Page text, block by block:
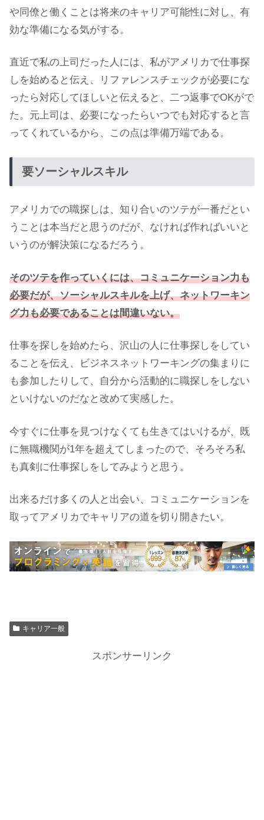
や同僚と働くことは将来のキャリア可能性に対し、有
効な準備になる気がする。
直近で私の上司だった人には、私がアメリカで仕事探
しを始めると伝え、リファレンスチェックが必要にな
ったら対応してほしいと伝えると、二つ返事でOKがで
た。元上司は、必要になったらいつでも対応すると言
ってくれているから、この点は準備万端である。
要ソーシャルスキル
アメリカでの職探しは、知り合いのツテが一番だとい
うことは本当だと思うのだが、なければ作ればいいと
いうのが解決策になるだろう。
そのツテを作っていくには、コミュニケーション力も
必要だが、ソーシャルスキルを上げ、ネットワーキン
グ力も必要であることは間違いない。
仕事を探しを始めたら、沢山の人に仕事探しをしてい
ることを伝え、ビジネスネットワーキングの集まりに
も参加したりして、自分から活動的に職探しをしない
といけないのだなと改めて実感した。
今すぐに仕事を見つけなくても生きてはいけるが、既
に無職機関が1年を超えてしまったので、そろそろ私
も真剣に仕事探しをしてみようと思う。
出来るだけ多くの人と出会い、コミュニケーションを
取ってアメリカでキャリアの道を切り開きたい。
キャリア一般
スポンサーリンク